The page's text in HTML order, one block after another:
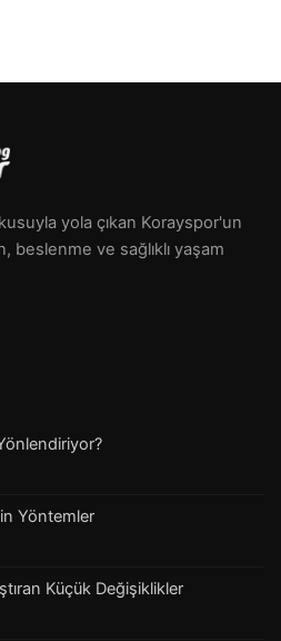
yola çıkan Korayspor'un
beslenme ve sağlıklı yaşam
Yöntemler
Küçük Değişiklikler